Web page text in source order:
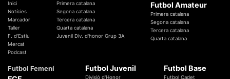
Inici
Notícies
Marcador
Taller
F. d'Estiu
Mercat
Podcast
Primera catalana
Segona catalana
Tercera catalana
Quarta catalana
Juvenil Div. d'honor Grup 3A
Futbol Amateur
Primera catalana
Segona catalana
Tercera catalana
Quarta catalana
Futbol Femení Futbol Juvenil
Divisió d'Honor
Futbol Base
Futbol Cadet